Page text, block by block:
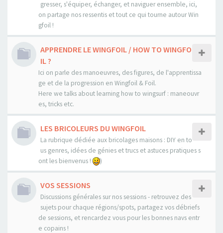
gresser, s'équiper, échanger, et naviguer ensemble, ici,
on partage nos ressentis et tout ce qui tourne autour Win
gfoil !
APPRENDRE LE WINGFOIL / HOW TO WINGFO
IL ?
Ici on parle des manoeuvres, des figures, de l'apprentissa
ge et de la progression en Wingfoil & Foil.
Here we talks about learning how to wingsurf : maneouvr
es, tricks etc.
LES BRICOLEURS DU WINGFOIL
La rubrique dédiée aux bricolages maisons : DIY en to
us genres, idées de génies et trucs et astuces pratiques s
ont les bienvenus !
)
VOS SESSIONS
Discussions générales sur nos sessions - retrouvez des
sujets pour chaque régions/spots, partagez vos débriefs
de sessions, et rencardez vous pour les bonnes navs entr
e copains !